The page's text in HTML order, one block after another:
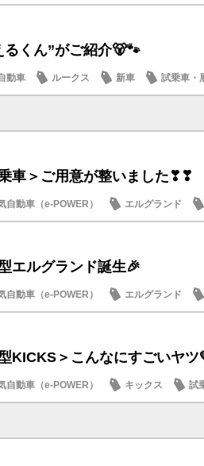
のお店
るくん”がご紹介🐻🐾
動車 ルークス 新車 試乗車・
車＞ご用意が整いました❣❣
自動車（e-POWER）
エルグランド
のお店
エルグランド誕生🎉
自動車（e-POWER）
エルグランド
のお店
KICKS＞こんなにすごいヤツ
自動車（e-POWER） キックス
試
のお店